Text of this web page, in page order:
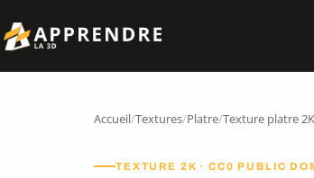
Accueil/Textures/Platre/Texture platre
TEXTURE 2K · CC0 PUBLIC